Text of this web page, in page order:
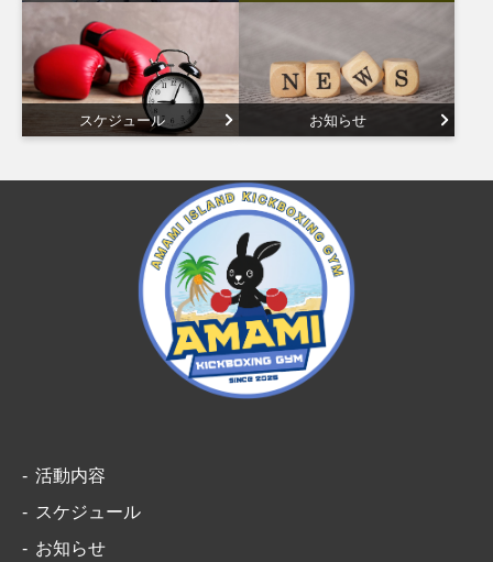
スケジュール お知らせ
活動内容
スケジュール
お知らせ